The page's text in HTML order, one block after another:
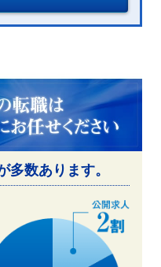
多数あります。